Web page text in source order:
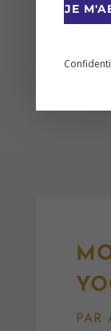
PAR
JE